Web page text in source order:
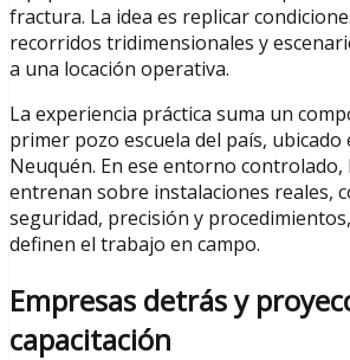
fractura. La idea es replicar
recorridos tridimensionales y
a una locación operativa.
La experiencia práctica suma un
primer pozo escuela del país, ubicado
Neuquén. En ese entorno
entrenan sobre instalaciones reales,
seguridad, precisión y
definen el trabajo en campo.
Empresas detrás y
capacitación